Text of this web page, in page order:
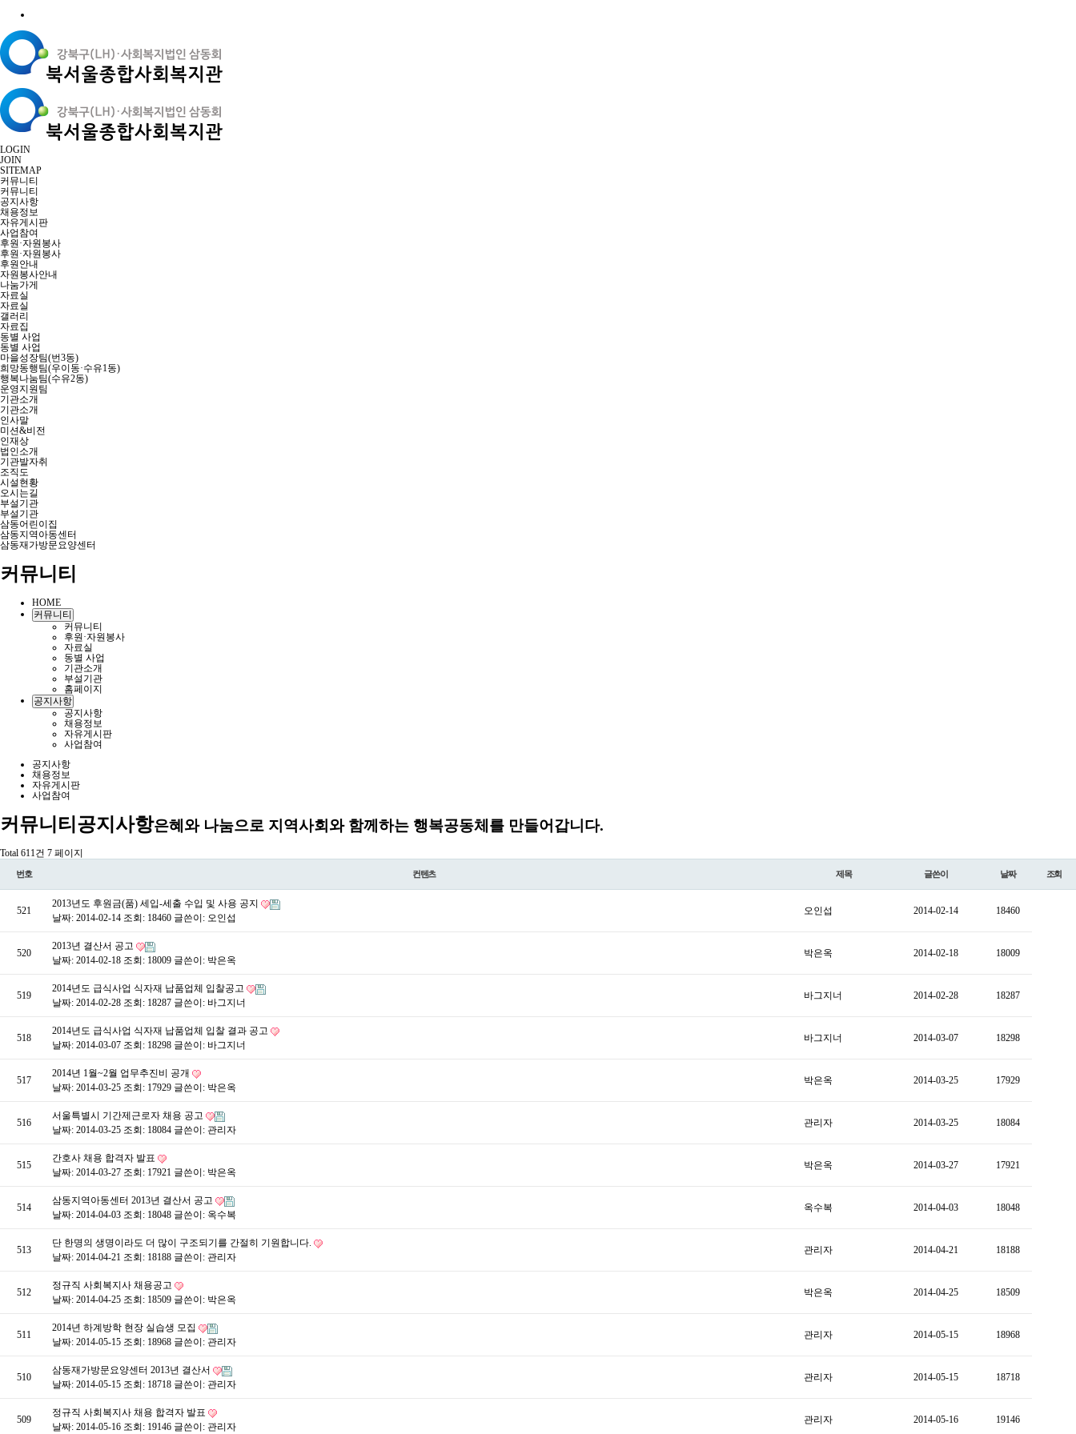
LOGIN
JOIN
SITEMAP
커뮤니티
커뮤니티
공지사항
채용정보
자유게시판
사업참여
후원·자원봉사
후원·자원봉사
후원안내
자원봉사안내
나눔가게
자료실
자료실
갤러리
자료집
동별 사업
동별 사업
마을성장팀(번3동)
희망동행팀(우이동·수유1동)
행복나눔팀(수유2동)
운영지원팀
기관소개
기관소개
인사말
미션&비전
인재상
법인소개
기관발자취
조직도
시설현황
오시는길
부설기관
부설기관
삼동어린이집
삼동지역아동센터
삼동재가방문요양센터
커뮤니티
HOME
커뮤니티
커뮤니티
후원·자원봉사
자료실
동별 사업
기관소개
부설기관
홈페이지
공지사항
공지사항
채용정보
자유게시판
사업참여
공지사항
채용정보
자유게시판
사업참여
커뮤니티 공지사항은혜와 나눔으로 지역사회와 함께하는 행복공동체를 만들어갑니다.
Total 611건 7 페이지
번호 컨텐츠 제목 글쓴이 날짜 조회
521
2013년도 후원금(품) 세입-세출 수입 및 사용 공지
날짜: 2014-02-14 조회: 18460 글쓴이: 오인섭
오인섭 2014-02-14 18460
520
2013년 결산서 공고
날짜: 2014-02-18 조회: 18009 글쓴이: 박은옥
박은옥 2014-02-18 18009
519
2014년도 급식사업 식자재 납품업체 입찰공고
날짜: 2014-02-28 조회: 18287 글쓴이: 바그지너
바그지너 2014-02-28 18287
518
2014년도 급식사업 식자재 납품업체 입찰 결과 공고
날짜: 2014-03-07 조회: 18298 글쓴이: 바그지너
바그지너 2014-03-07 18298
517
2014년 1월~2월 업무추진비 공개
날짜: 2014-03-25 조회: 17929 글쓴이: 박은옥
박은옥 2014-03-25 17929
516
서울특별시 기간제근로자 채용 공고
날짜: 2014-03-25 조회: 18084 글쓴이: 관리자
관리자 2014-03-25 18084
515
간호사 채용 합격자 발표
날짜: 2014-03-27 조회: 17921 글쓴이: 박은옥
박은옥 2014-03-27 17921
514
삼동지역아동센터 2013년 결산서 공고
날짜: 2014-04-03 조회: 18048 글쓴이: 옥수복
옥수복 2014-04-03 18048
513
단 한명의 생명이라도 더 많이 구조되기를 간절히 기원합니다.
날짜: 2014-04-21 조회: 18188 글쓴이: 관리자
관리자 2014-04-21 18188
512
정규직 사회복지사 채용공고
날짜: 2014-04-25 조회: 18509 글쓴이: 박은옥
박은옥 2014-04-25 18509
511
2014년 하계방학 현장 실습생 모집
날짜: 2014-05-15 조회: 18968 글쓴이: 관리자
관리자 2014-05-15 18968
510
삼동재가방문요양센터 2013년 결산서
날짜: 2014-05-15 조회: 18718 글쓴이: 관리자
관리자 2014-05-15 18718
509
정규직 사회복지사 채용 합격자 발표
날짜: 2014-05-16 조회: 19146 글쓴이: 관리자
관리자 2014-05-16 19146